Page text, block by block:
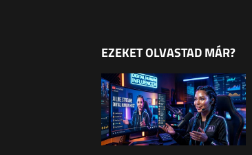
EZEKET OLVASTAD MÁR?